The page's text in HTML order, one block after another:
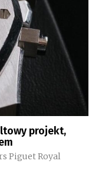
projekt,
Piguet Royal